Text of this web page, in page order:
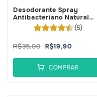
Desodorante Spray
Antibacteriano Natural
Vegano Humiq 120ml -
BellaPhytus
(5)
R$35,00 R$19,90
COMPRAR